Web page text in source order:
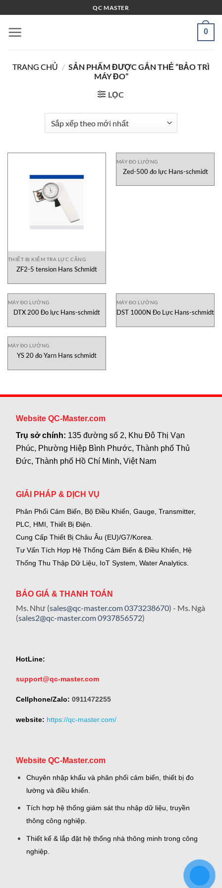
qua
nội
QC MASTER
0
TRANG CHỦ / SẢN PHẨM ĐƯỢC GẮN THẺ “BẢO TRÌ
MÁY ĐO”
LỌC
THIẾT BỊ KIỂM TRA LỰC CĂNG
ZF2-5 tension Hans Schmidt
MÁY ĐO LƯỜNG
Zed-500 đo lực Hans-schmidt
MÁY ĐO LƯỜNG
DTX 200 Đo lực Hans-schmidt
MÁY ĐO LƯỜNG
DST 1000N Đo Lực Hans-schmidt
MÁY ĐO LƯỜNG
YS 20 đo Yarn Hans schmidt
Website QC-Master.com
Trụ sở chính: 135 đường số 2, Khu Đô Thị Vạn
Phúc, Phường Hiệp Bình Phước, Thành phố Thủ
Đức, Thành phố Hồ Chí Minh, Việt Nam
GIẢI PHÁP & DỊCH VỤ
Phân Phối Cảm Biến, Bộ Điều Khiển, Gauge, Transmitter,
PLC, HMI, Thiết Bị Điện.
Cung Cấp Thiết Bị Châu Âu (EU)/G7/Korea.
Tư Vấn Tích Hợp Hệ Thống Cảm Biến & Điều Khiển, Hệ
Thống Thu Thập Dữ Liệu, IoT System, Water Analytics.
BÁO GIÁ & THANH TOÁN
Ms. Như (sales@qc-master.com0373238670) - Ms. Ngà
(sales2@qc-master.com0937856572)
HotLine:
support@qc-master.com
Cellphone/Zalo: 0911472255
website: https://qc-master.com/
Website QC-Master.com
Chuyên nhập khẩu và phân phối cảm biến, thiết bị đo
lường và điều khiển.
Tích hợp hệ thống giám sát thu nhập dữ liệu, truyền
thông công nghiệp.
Thiết kế & lắp đặt hệ thống nhà thông minh trong công
nghiệp.